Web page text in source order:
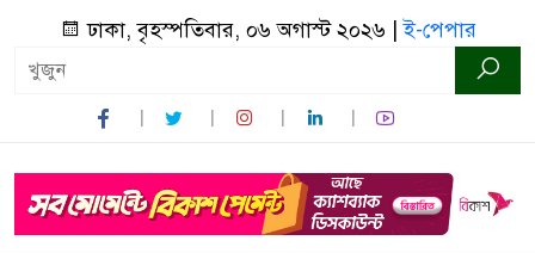
ঢাকা, বৃহস্পতিবার, ০৬ অগাস্ট ২০২৬ |ই-পেপার